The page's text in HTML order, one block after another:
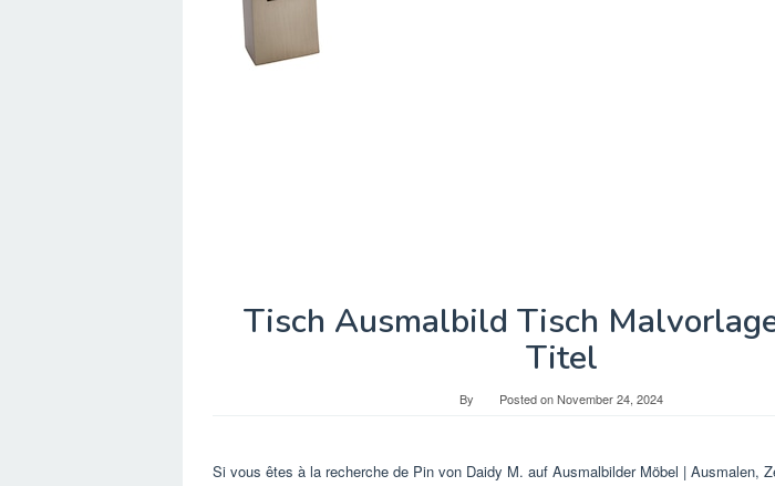
Tisch Ausmalbild Tisch
Titel
By Posted onNovember 24, 2024
Si vous êtes à la recherche de Pin von Daidy M. auf Ausmalbilder Möbel | Ausmalen,